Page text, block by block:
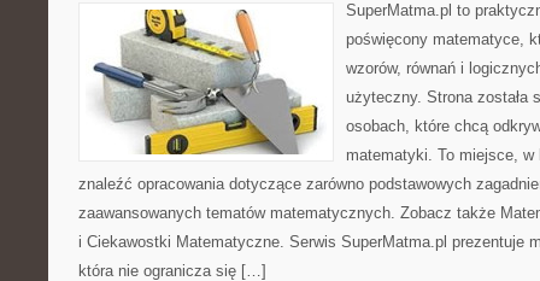
SuperMatma.pl to
poświęcony matematyce,
wzorów, równań i
użyteczny. Strona została
osobach, które chcą
matematyki. To miejsce,
znaleźć opracowania dotyczące zarówno podstawowych
zaawansowanych tematów matematycznych. Zobacz także
i Ciekawostki Matematyczne. Serwis SuperMatma.pl prezentuje
która nie ogranicza się […]